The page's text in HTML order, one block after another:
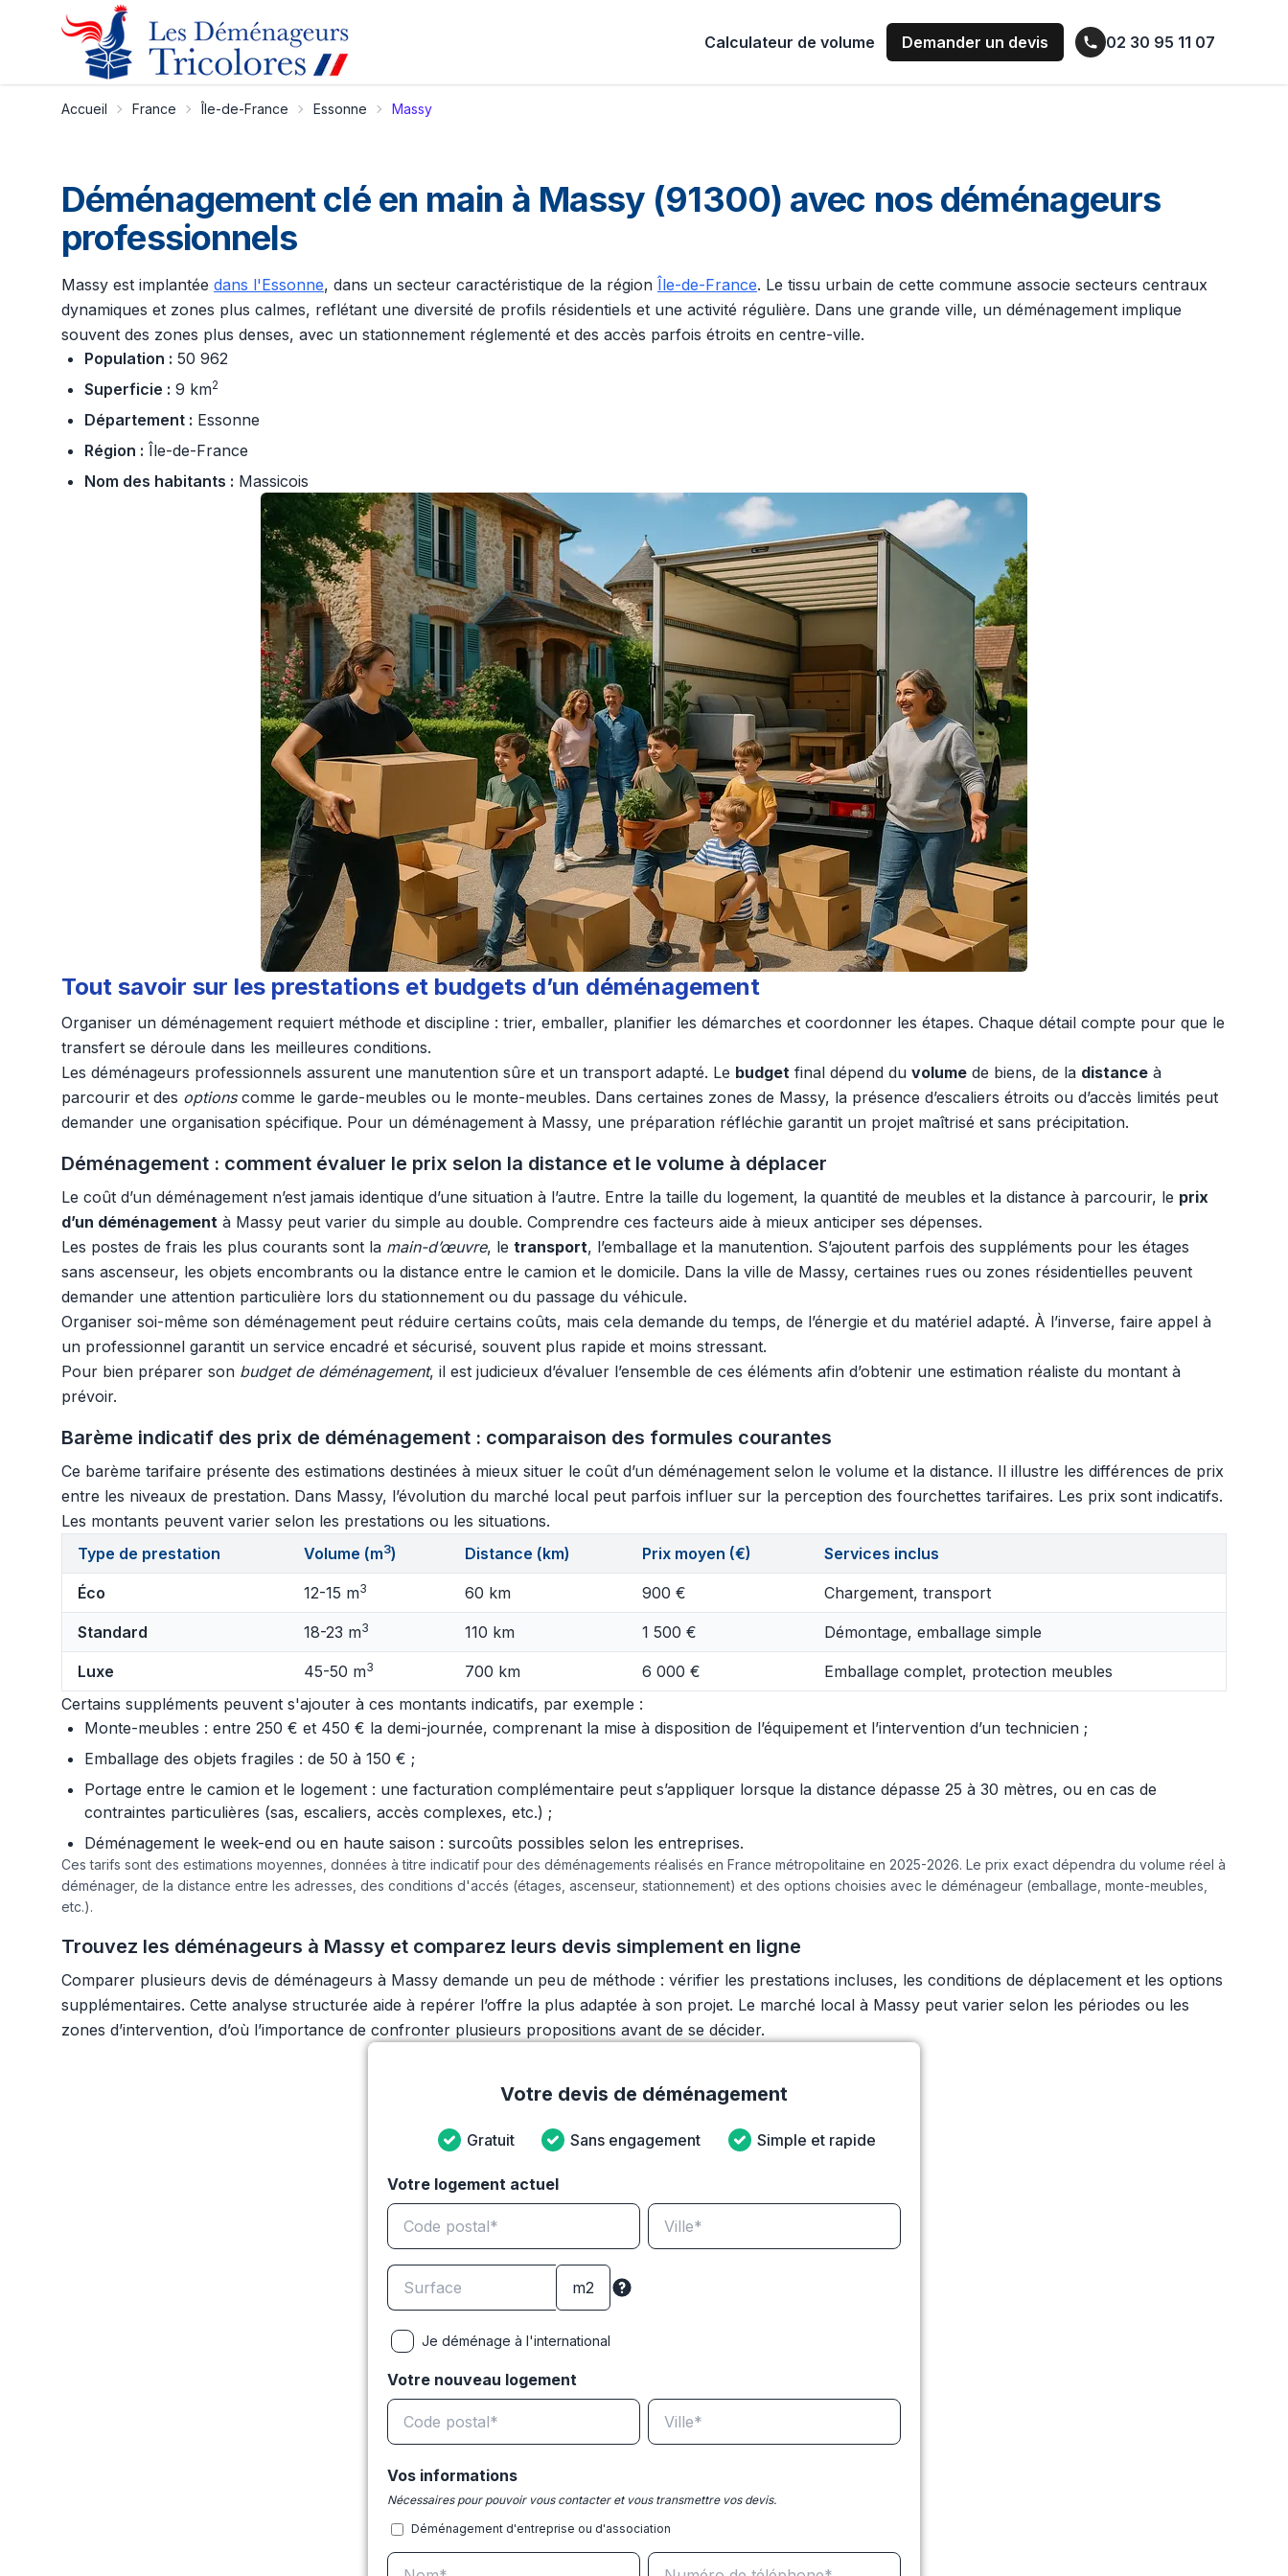
Calculateur de volume Demander un devis 02 30 95 11 07
Accueil France Île-de-France Essonne Massy
Déménagement clé en main à Massy (91300) avec nos déménageurs
professionnels
Massy est implantée dans l'Essonne, dans un secteur caractéristique de la région Île-de-France. Le tissu urbain de cette commune associe secteurs centraux
dynamiques et zones plus calmes, reflétant une diversité de profils résidentiels et une activité régulière. Dans une grande ville, un déménagement implique
souvent des zones plus denses, avec un stationnement réglementé et des accès parfois étroits en centre-ville.
Population : 50 962
Superficie : 9 km2
Département : Essonne
Région : Île-de-France
Nom des habitants : Massicois
Tout savoir sur les prestations et budgets d’un déménagement
Organiser un déménagement requiert méthode et discipline : trier, emballer, planifier les démarches et coordonner les étapes. Chaque détail compte pour que le
transfert se déroule dans les meilleures conditions.
Les déménageurs professionnels assurent une manutention sûre et un transport adapté. Le budget final dépend du volume de biens, de la distance à
parcourir et des optionscomme le garde-meubles ou le monte-meubles. Dans certaines zones de Massy, la présence d’escaliers étroits ou d’accès limités peut
demander une organisation spécifique. Pour un déménagement à Massy, une préparation réfléchie garantit un projet maîtrisé et sans précipitation.
Déménagement : comment évaluer le prix selon la distance et le volume à déplacer
Le coût d’un déménagement n’est jamais identique d’une situation à l’autre. Entre la taille du logement, la quantité de meubles et la distance à parcourir, le prix
d’un déménagement à Massy peut varier du simple au double. Comprendre ces facteurs aide à mieux anticiper ses dépenses.
Les postes de frais les plus courants sont la main-d’œuvre, le transport, l’emballage et la manutention. S’ajoutent parfois des suppléments pour les étages
sans ascenseur, les objets encombrants ou la distance entre le camion et le domicile. Dans la ville de Massy, certaines rues ou zones résidentielles peuvent
demander une attention particulière lors du stationnement ou du passage du véhicule.
Organiser soi-même son déménagement peut réduire certains coûts, mais cela demande du temps, de l’énergie et du matériel adapté. À l’inverse, faire appel à
un professionnel garantit un service encadré et sécurisé, souvent plus rapide et moins stressant.
Pour bien préparer son budget de déménagement, il est judicieux d’évaluer l’ensemble de ces éléments afin d’obtenir une estimation réaliste du montant à
prévoir.
Barème indicatif des prix de déménagement : comparaison des formules courantes
Ce barème tarifaire présente des estimations destinées à mieux situer le coût d’un déménagement selon le volume et la distance. Il illustre les différences de prix
entre les niveaux de prestation. Dans Massy, l’évolution du marché local peut parfois influer sur la perception des fourchettes tarifaires. Les prix sont indicatifs.
Les montants peuvent varier selon les prestations ou les situations.
Type de prestation
Volume (m3) Distance (km) Prix moyen (€) Services inclus
Éco 12-15 m3 60 km 900 € Chargement, transport
Standard 18-23 m3 110 km 1 500 € Démontage, emballage simple
Luxe 45-50 m3 700 km 6 000 €
Emballage complet, protection meubles
Certains suppléments peuvent s'ajouter à ces montants indicatifs, par exemple :
Monte-meubles : entre 250 € et 450 € la demi-journée, comprenant la mise à disposition de l’équipement et l’intervention d’un technicien ;
Emballage des objets fragiles : de 50 à 150 € ;
Portage entre le camion et le logement : une facturation complémentaire peut s’appliquer lorsque la distance dépasse 25 à 30 mètres, ou en cas de
contraintes particulières (sas, escaliers, accès complexes, etc.) ;
Déménagement le week-end ou en haute saison : surcoûts possibles selon les entreprises.
Ces tarifs sont des estimations moyennes, données à titre indicatif pour des déménagements réalisés en France métropolitaine en 2025-2026. Le prix exact dépendra du volume réel à
déménager, de la distance entre les adresses, des conditions d'accés (étages, ascenseur, stationnement) et des options choisies avec le déménageur (emballage, monte-meubles,
etc.).
Trouvez les déménageurs à Massy et comparez leurs devis simplement en ligne
Comparer plusieurs devis de déménageurs à Massy demande un peu de méthode : vérifier les prestations incluses, les conditions de déplacement et les options
supplémentaires. Cette analyse structurée aide à repérer l’offre la plus adaptée à son projet. Le marché local à Massy peut varier selon les périodes ou les
zones d’intervention, d’où l’importance de confronter plusieurs propositions avant de se décider.
Votre devis de déménagement
Gratuit Sans engagement Simple et rapide
Votre logement actuel
Je déménage à l'international
Votre nouveau logement
Vos informations
Nécessaires pour pouvoir vous contacter et vous transmettre vos devis.
Déménagement d'entreprise ou d'association